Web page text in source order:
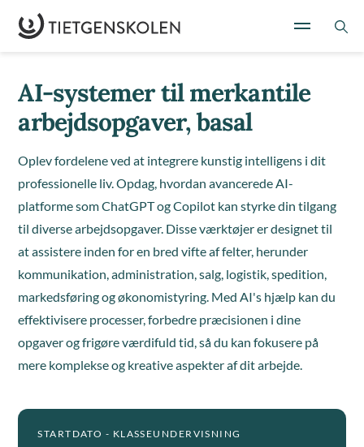
AI-systemer til merkantile
arbejdsopgaver, basal
Oplev fordelene ved at integrere kunstig intelligens i dit
professionelle liv. Opdag, hvordan avancerede AI-
platforme som ChatGPT og Copilot kan styrke din tilgang
til diverse arbejdsopgaver. Disse værktøjer er designet til
at assistere inden for en bred vifte af felter, herunder
kommunikation, administration, salg, logistik, spedition,
markedsføring og økonomistyring. Med AI's hjælp kan du
effektivisere processer, forbedre præcisionen i dine
opgaver og frigøre værdifuld tid, så du kan fokusere på
mere komplekse og kreative aspekter af dit arbejde.
STARTDATO - KLASSEUNDERVISNING